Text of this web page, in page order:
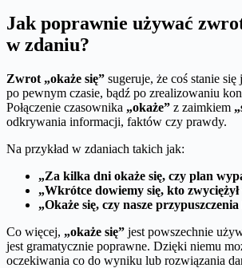
Jak poprawnie używać
w zdaniu?
Zwrot „okaże się” sugeruje, że coś stanie się
po pewnym czasie, bądź po zrealizowaniu
Połączenie czasownika „okaże” z zaimkiem
odkrywania informacji, faktów czy prawdy.
Na przykład w zdaniach takich jak:
„Za kilka dni okaże się, czy plan
„Wkrótce dowiemy się, kto
„Okaże się, czy nasze przypuszczenia
Co więcej, „okaże się” jest powszechnie
jest gramatycznie poprawne. Dzięki niemu
oczekiwania co do wyniku lub rozwiązania